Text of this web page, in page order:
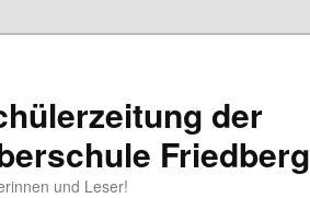
der
Friedberg
und Leser!